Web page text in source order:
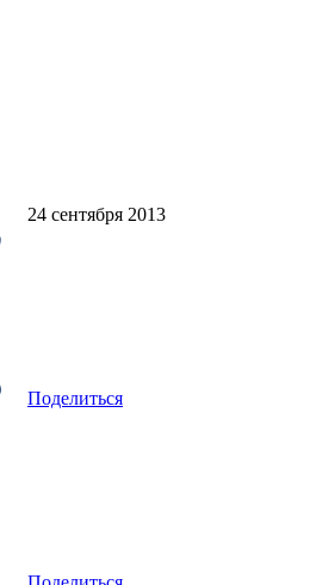
24 сентября 2013
Поделиться